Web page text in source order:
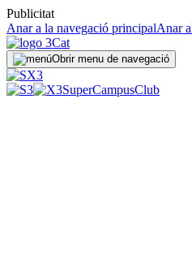
Publicitat
Anar a la navegació principalAnar
Obrir menu de navegació
SuperCampusClub